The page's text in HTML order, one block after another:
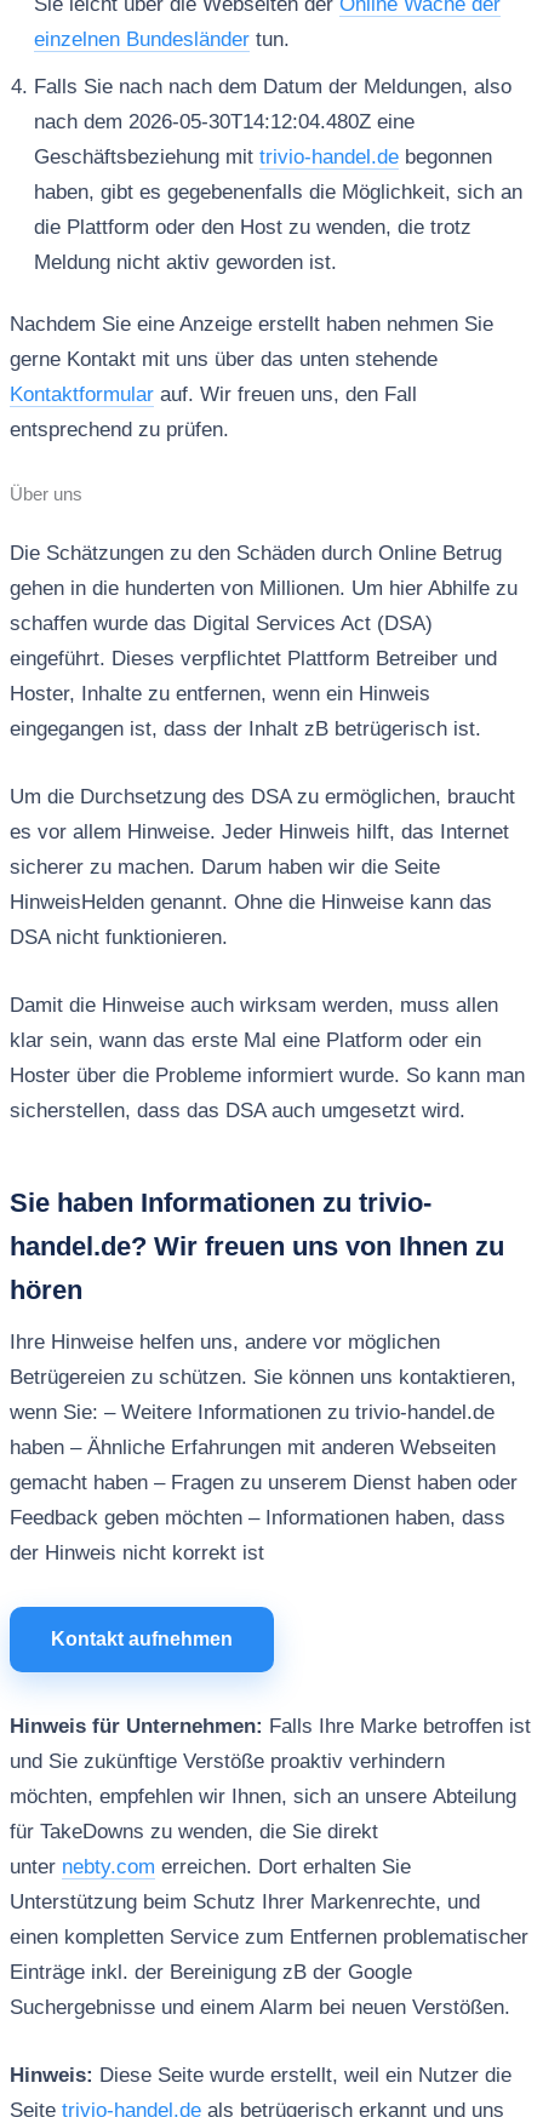
einzelnen Bundesländertun.
Falls Sie nach nach dem Datum der Meldungen, also
nach dem 2026-05-30T14:12:04.480Z eine
Geschäftsbeziehung mit trivio-handel.debegonnen
haben, gibt es gegebenenfalls die Möglichkeit, sich an
die Plattform oder den Host zu wenden, die trotz
Meldung nicht aktiv geworden ist.
Nachdem Sie eine Anzeige erstellt haben nehmen Sie
gerne Kontakt mit uns über das unten stehende
Kontaktformularauf. Wir freuen uns, den Fall
entsprechend zu prüfen.
Über uns
Die Schätzungen zu den Schäden durch Online Betrug
gehen in die hunderten von Millionen. Um hier Abhilfe zu
schaffen wurde das Digital Services Act (DSA)
eingeführt. Dieses verpflichtet Plattform Betreiber und
Hoster, Inhalte zu entfernen, wenn ein Hinweis
eingegangen ist, dass der Inhalt zB betrügerisch ist.
Um die Durchsetzung des DSA zu ermöglichen, braucht
es vor allem Hinweise. Jeder Hinweis hilft, das Internet
sicherer zu machen. Darum haben wir die Seite
HinweisHelden genannt. Ohne die Hinweise kann das
DSA nicht funktionieren.
Damit die Hinweise auch wirksam werden, muss allen
klar sein, wann das erste Mal eine Platform oder ein
Hoster über die Probleme informiert wurde. So kann man
sicherstellen, dass das DSA auch umgesetzt wird.
Sie haben Informationen zu trivio-
handel.de? Wir freuen uns von Ihnen zu
hören
Ihre Hinweise helfen uns, andere vor möglichen
Betrügereien zu schützen. Sie können uns kontaktieren,
wenn Sie: – Weitere Informationen zu trivio-handel.de
haben – Ähnliche Erfahrungen mit anderen Webseiten
gemacht haben – Fragen zu unserem Dienst haben oder
Feedback geben möchten – Informationen haben, dass
der Hinweis nicht korrekt ist
Kontakt aufnehmen
Hinweis für Unternehmen: Falls Ihre Marke betroffen ist
und Sie zukünftige Verstöße proaktiv verhindern
möchten, empfehlen wir Ihnen, sich an unsere Abteilung
für TakeDowns zu wenden, die Sie direkt
unter nebty.com erreichen. Dort erhalten Sie
Unterstützung beim Schutz Ihrer Markenrechte, und
einen kompletten Service zum Entfernen problematischer
Einträge inkl. der Bereinigung zB der Google
Suchergebnisse und einem Alarm bei neuen Verstößen.
Hinweis: Diese Seite wurde erstellt, weil ein Nutzer die
Seite trivio-handel.deals betrügerisch erkannt und uns